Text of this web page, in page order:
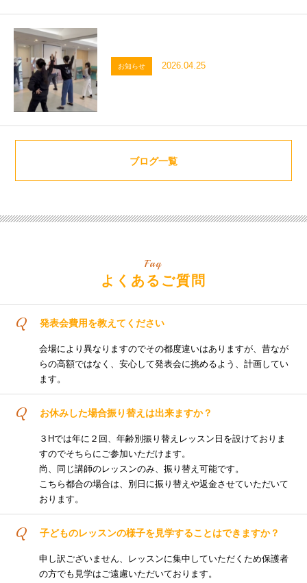
お知らせ 2026.04.25
ブログ一覧
Faq
よくあるご質問
Q 発表会費用を教えてください
会場により異なりますのでその都度違いはありますが、昔なが
らの高額ではなく、安心して発表会に挑めるよう、計画してい
ます。
Q お休みした場合振り替えは出来ますか？
３Hでは年に２回、年齢別振り替えレッスン日を設けておりま
すのでそちらにご参加いただけます。
尚、同じ講師のレッスンのみ、振り替え可能です。
こちら都合の場合は、別日に振り替えや返金させていただいて
おります。
Q 子どものレッスンの様子を見学することはできますか？
申し訳ございません、レッスンに集中していただくため保護者
の方でも見学はご遠慮いただいております。